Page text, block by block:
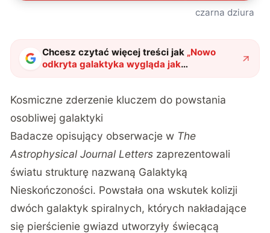
czarna dziura
Chcesz czytać więcej treści jak „Nowo
odkryta galaktyka wygląda jak
nieskończoność. Użyją jej do rozwikłania
Kosmiczne zderzenie kluczem do powstania
osobliwej galaktyki
Badacze opisujący obserwacje w The
Astrophysical Journal Letters zaprezentowali
światu strukturę nazwaną Galaktyką
Nieskończoności. Powstała ona wskutek kolizji
dwóch galaktyk spiralnych, których nakładające
się pierścienie gwiazd utworzyły świecącą